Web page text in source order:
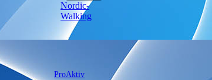
Nordic-
Walking
ProAktiv